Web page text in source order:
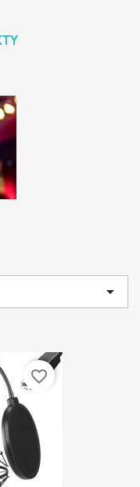

favorite_border